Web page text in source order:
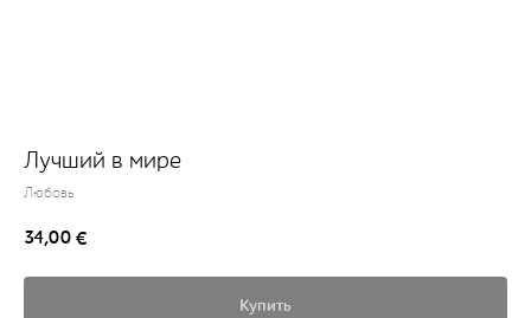
Лучший в мире
Любовь
34,00 €
Купить